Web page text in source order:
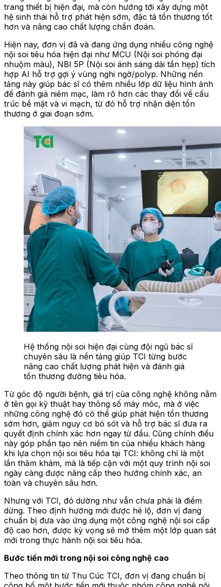
trang thiết bị hiện đại, mà còn hướng tới xây dựng một
hệ sinh thái hỗ trợ phát hiện sớm, đặc tả tổn thương tốt
hơn và nâng cao chất lượng chẩn đoán.
Hiện nay, đơn vị đã và đang ứng dụng nhiều công nghệ
nội soi tiêu hóa hiện đại như MCU (Nội soi phóng đại
nhuộm màu), NBI 5P (Nội soi ánh sáng dải tần hẹp) tích
hợp AI hỗ trợ gợi ý vùng nghi ngờ/polyp. Những nền
tảng này giúp bác sĩ có thêm nhiều lớp dữ liệu hình ảnh
để đánh giá niêm mạc, làm rõ hơn các thay đổi về cấu
trúc bề mặt và vi mạch, từ đó hỗ trợ nhận diện tổn
thương ở giai đoạn sớm.
Hệ thống nội soi hiện đại cùng đội ngũ bác sĩ
chuyên sâu là nền tảng giúp TCI từng bước
nâng cao chất lượng phát hiện và đánh giá
tổn thương đường tiêu hóa.
Từ góc độ người bệnh, giá trị của công nghệ không nằm
ở tên gọi kỹ thuật hay thông số máy móc, mà ở việc
những công nghệ đó có thể giúp phát hiện tổn thương
sớm hơn, giảm nguy cơ bỏ sót và hỗ trợ bác sĩ đưa ra
quyết định chính xác hơn ngay từ đầu. Cũng chính điều
này góp phần tạo nên niềm tin của nhiều khách hàng
khi lựa chọn nội soi tiêu hóa tại TCI: không chỉ là một
lần thăm khám, mà là tiếp cận với một quy trình nội soi
ngày càng được nâng cấp theo hướng chính xác, an
toàn và chuyên sâu hơn.
Nhưng với TCI, đó dường như vẫn chưa phải là điểm
dừng. Theo định hướng mới được hé lộ, đơn vị đang
chuẩn bị đưa vào ứng dụng một công nghệ nội soi cấp
độ cao hơn, được kỳ vọng sẽ mở thêm một lớp quan sát
mới trong thực hành nội soi tiêu hóa.
Bước tiến mới trong nội soi công nghệ cao
Theo thông tin từ Thu Cúc TCI, đơn vị đang chuẩn bị